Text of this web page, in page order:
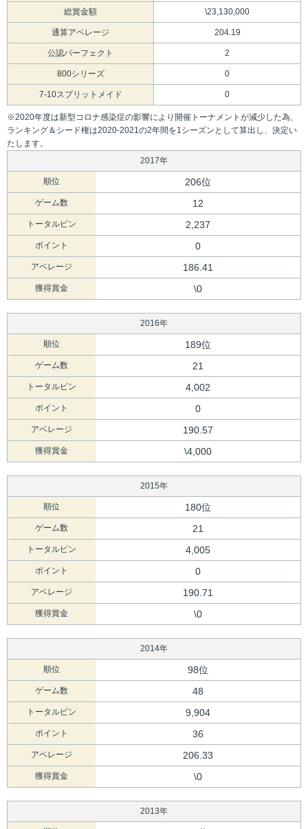
総賞金額 \23,130,000
通算アベレージ 204.19
公認パーフェクト 2
800シリーズ 0
7-10スプリットメイド 0
※2020年度は新型コロナ感染症の影響により開催トーナメントが減少した為、
ランキング＆シード権は2020-2021の2年間を1シーズンとして算出し、決定い
たします。
2017年
順位 206位
ゲーム数 12
トータルピン 2,237
ポイント 0
アベレージ 186.41
獲得賞金 \0
2016年
順位 189位
ゲーム数 21
トータルピン 4,002
ポイント 0
アベレージ 190.57
獲得賞金 \4,000
2015年
順位 180位
ゲーム数 21
トータルピン 4,005
ポイント 0
アベレージ 190.71
獲得賞金 \0
2014年
順位 98位
ゲーム数 48
トータルピン 9,904
ポイント 36
アベレージ 206.33
獲得賞金 \0
2013年